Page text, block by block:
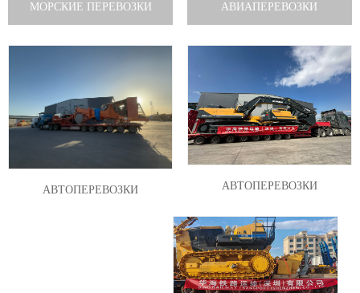
МОРСКИЕ ПЕРЕВОЗКИ АВИАПЕРЕВОЗКИ
АВТОПЕРЕВОЗКИ АВТОПЕРЕВОЗКИ